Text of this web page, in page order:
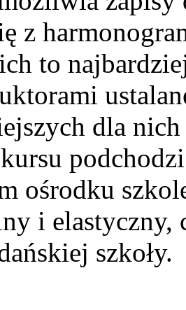
z
to
dla
ośrodku
i elastyczny,
szkoły.